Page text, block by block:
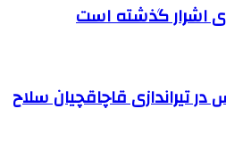
اشرار گذشته است
تیراندازی قاچاقچیان سلاح